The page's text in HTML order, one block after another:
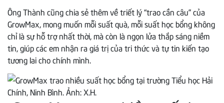
Ông Thành cũng chia sẻ thêm về triết lý “trao cần câu” của
GrowMax, mong muốn mỗi suất quà, mỗi suất học bổng không
chỉ là sự hỗ trợ nhất thời, mà còn là ngọn lửa thắp sáng niềm
tin, giúp các em nhận ra giá trị của tri thức và tự tin kiến tạo
tương lai cho chính mình.